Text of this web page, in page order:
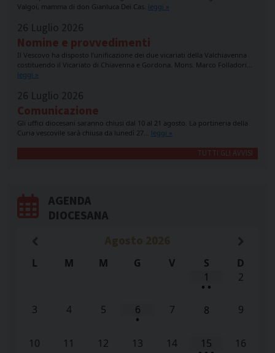
Valgoi, mamma di don Gianluca Dei Cas. leggi »
26 Luglio 2026
Nomine e provvedimenti
Il Vescovo ha disposto l’unificazione dei due vicariati della Valchiavenna
costituendo il Vicariato di Chiavenna e Gordona. Mons. Marco Folladori…
leggi »
26 Luglio 2026
Comunicazione
Gli uffici diocesani saranno chiusi dal 10 al 21 agosto. La portineria della
Curia vescovile sarà chiusa da lunedì 27… leggi »
TUTTI GLI AVVISI
AGENDA
DIOCESANA
L M M G V S
D
1
• •
2
3 4 5 6
•
7 8 9
10 11 12 13 14 15 16